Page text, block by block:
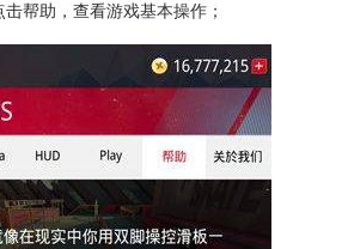
帮助，查看游戏基本操作；